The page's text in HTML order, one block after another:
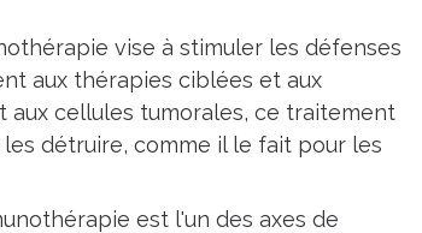
vise à stimuler les défenses
aux thérapies ciblées et aux
aux cellules tumorales, ce traitement
détruire, comme il le fait pour les
est l'un des axes de